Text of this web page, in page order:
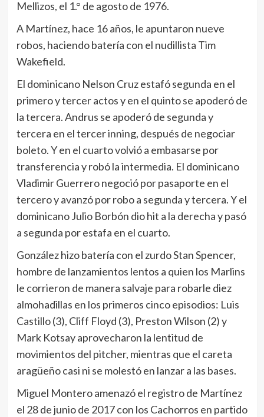
Mellizos, el 1.° de agosto de 1976.
A Martínez, hace 16 años, le apuntaron nueve
robos, haciendo batería con el nudillista Tim
Wakefield.
El dominicano Nelson Cruz estafó segunda en el
primero y tercer actos y en el quinto se apoderó de
la tercera. Andrus se apoderó de segunda y
tercera en el tercer inning, después de negociar
boleto. Y en el cuarto volvió a embasarse por
transferencia y robó la intermedia. El dominicano
Vladimir Guerrero negoció por pasaporte en el
tercero y avanzó por robo a segunda y tercera. Y el
dominicano Julio Borbón dio hit a la derecha y pasó
a segunda por estafa en el cuarto.
González hizo batería con el zurdo Stan Spencer,
hombre de lanzamientos lentos a quien los Marlins
le corrieron de manera salvaje para robarle diez
almohadillas en los primeros cinco episodios: Luis
Castillo (3), Cliff Floyd (3), Preston Wilson (2) y
Mark Kotsay aprovecharon la lentitud de
movimientos del pitcher, mientras que el careta
aragüeño casi ni se molestó en lanzar a las bases.
Miguel Montero amenazó el registro de Martínez
el 28 de junio de 2017 con los Cachorros en partido